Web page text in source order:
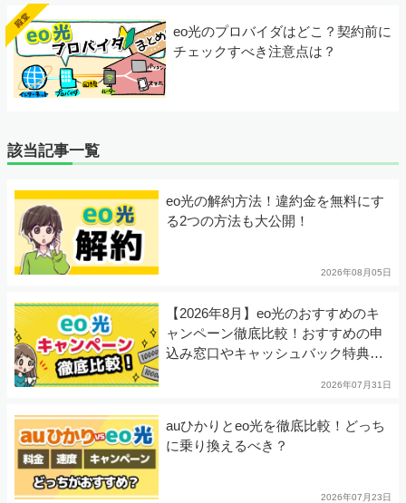
eo光のプロバイダはどこ？契約前に
チェックすべき注意点は？
該当記事一覧
eo光の解約方法！違約金を無料にす
る2つの方法も大公開！
2026年08月05日
【2026年8月】eo光のおすすめのキ
ャンペーン徹底比較！おすすめの申
込み窓口やキャッシュバック特典を
2026年07月31日
auひかりとeo光を徹底比較！どっち
に乗り換えるべき？
2026年07月23日